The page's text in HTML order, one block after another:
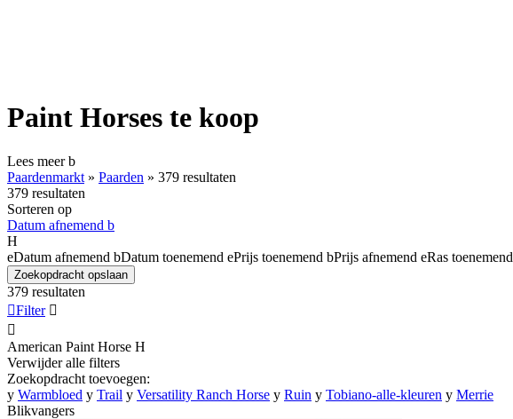
Paint Horses te koop
Lees meerb
Paardenmarkt » Paarden » 379 resultaten
379 resultaten
Sorteren op
Datum afnemend b
H
eDatum afnemend bDatum toenemend ePrijs toenemend bPrijs afnemend eRas toenemend
Zoekopdracht opslaan
379 resultaten
Filter 

American Paint Horse H
Verwijder alle filters
Zoekopdracht toevoegen:
y Warmbloed y Trail y Versatility Ranch Horse y Ruin y Tobiano-alle-kleuren y Merrie
Blikvangers